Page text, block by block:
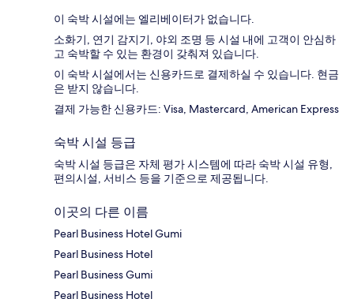
이 숙박 시설에는 엘리베이터가 없습니다.
소화기, 연기 감지기, 야외 조명 등 시설 내에 고객이 안심하
고 숙박할 수 있는 환경이 갖춰져 있습니다.
이 숙박 시설에서는 신용카드로 결제하실 수 있습니다. 현금
은 받지 않습니다.
결제 가능한 신용카드: Visa, Mastercard, American Express
숙박 시설 등급
숙박 시설 등급은 자체 평가 시스템에 따라 숙박 시설 유형,
편의시설, 서비스 등을 기준으로 제공됩니다.
이곳의 다른 이름
Pearl Business Hotel Gumi
Pearl Business Hotel
Pearl Business Gumi
Pearl Business Hotel